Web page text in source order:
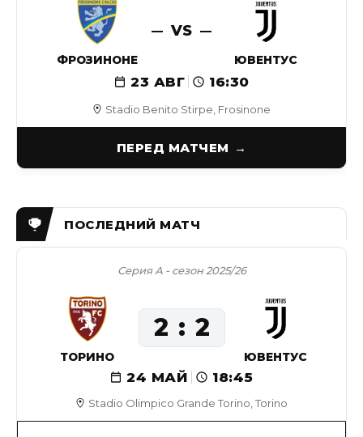
Stadio Benito Stirpe, Frosinone
ФРОЗИНОНЕ
VS
ЮВЕНТУС
23 АВГ 16:30
ПЕРЕД МАТЧЕМ
Stadio Olimpico Grande Torino, Torino
Серия А - сезон 2025/26
24 МАЙ 18:45
ТОРИНО
2 2
ЮВЕНТУС